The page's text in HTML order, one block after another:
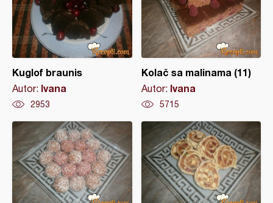
Kuglof braunis
Autor: Ivana
2953
Kolač sa malinama (11)
Autor: Ivana
5715